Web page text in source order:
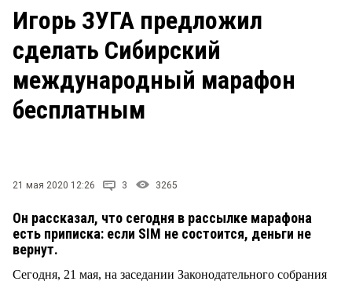
ЗАКОН
НОВОСТИ КОМПАНИЙ
Рейтинги
Блоги
Архив
Игорь ЗУГА предложил
сделать Сибирский
международный марафон
бесплатным
21 мая 2020 12:26 3 3265
Он рассказал, что сегодня в рассылке марафона
есть приписка: если SIM не состоится, деньги не
вернут.
Сегодня, 21 мая, на заседании Законодательного собрания